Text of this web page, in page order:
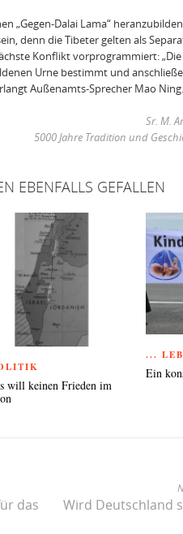
„Gegen‐Dalai Lama“
denn die Tibeter gelten als
Konflikt vorprogrammiert: „Die
Urne bestimmt und
Außenamts‐Sprecher Mao Ning.
Sr. M.
5000 Jahre Tradition und
EBENFALLS GEFALLEN
will keinen Frieden im
...
Ein
das
Wird Deutschland